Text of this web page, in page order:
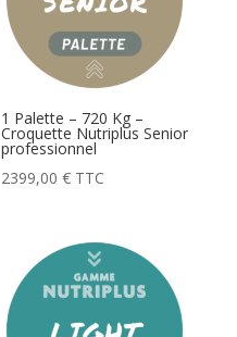
1 Palette – 720 Kg –
Croquette Nutriplus Senior
professionnel
2399,00€ TTC